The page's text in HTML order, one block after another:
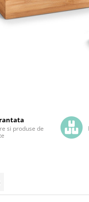
si produse de